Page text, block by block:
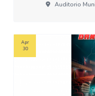
Auditorio
Apr
30